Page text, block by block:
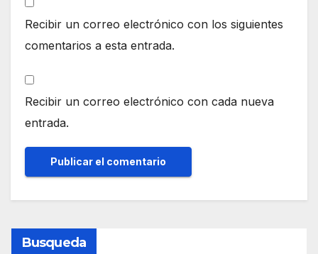
Recibir un correo electrónico con los siguientes
comentarios a esta entrada.
Recibir un correo electrónico con cada nueva
entrada.
Busqueda